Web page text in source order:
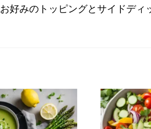
お好みのトッピングとサイドディ